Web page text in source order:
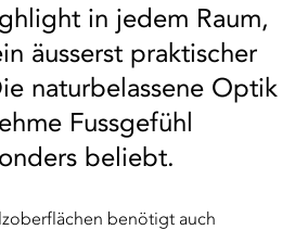
in jedem Raum,
äusserst praktischer
naturbelassene Optik
Fussgefühl
beliebt.
benötigt auch